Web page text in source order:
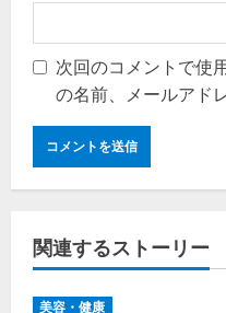
次回のコメントで使
の名前、メールアド
関連するストーリー
美容・健康